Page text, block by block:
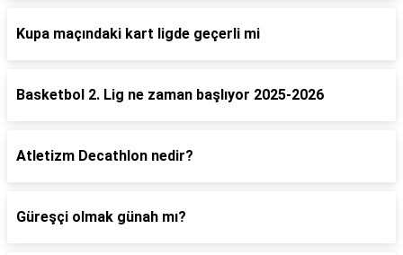
Kupa maçındaki kart ligde geçerli mi
Basketbol 2. Lig ne zaman başlıyor 2025-2026
Atletizm Decathlon nedir?
Güreşçi olmak günah mı?